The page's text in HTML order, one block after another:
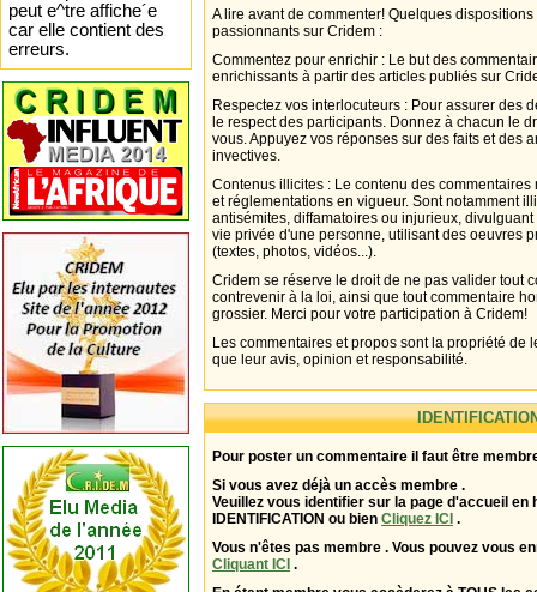
A lire avant de commenter! Quelques
passionnants sur Cridem :
Commentez pour enrichir : Le but des
enrichissants à partir des articles publiés sur
Respectez vos interlocuteurs : Pour assurer des
le respect des participants. Donnez à chacun le
vous. Appuyez vos réponses sur des faits et des
invectives.
Contenus illicites : Le contenu des
et réglementations en vigueur. Sont notamment
antisémites, diffamatoires ou injurieux,
vie privée d'une personne, utilisant des oeuvres
(textes, photos, vidéos...).
Cridem se réserve le droit de ne pas valider tout
contrevenir à la loi, ainsi que tout commentaire
grossier. Merci pour votre participation à Cridem!
Les commentaires et propos sont la propriété de
que leur avis, opinion et responsabilité.
Pour poster un commentaire il faut être
Si vous avez déjà un accès membre .
Veuillez vous identifier sur la page d'accueil en
IDENTIFICATION ou bien Cliquez ICI .
Vous n'êtes pas membre . Vous pouvez vous
Cliquant ICI .